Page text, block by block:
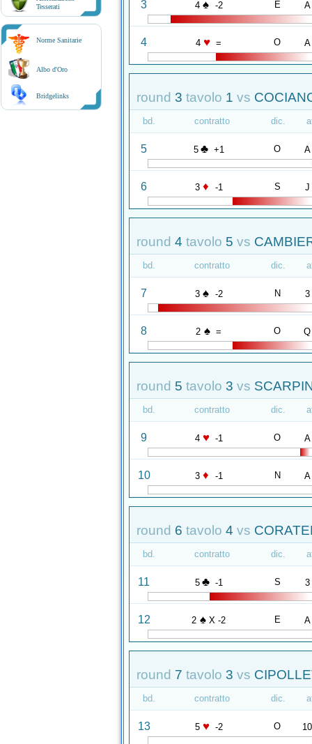
Tesserati
Norme Sanitarie
Albo d'Oro
Bridgelinks
3 4 ♠ -2 E A
4 4 ♥ = O A
round 3 tavolo 1 vs
bd. contratto dic.
5 5 ♣ +1 O A
6 3 ♦ -1 S J
round 4 tavolo 5 vs
bd. contratto dic.
7 3 ♠ -2 N 3
8 2 ♠ = O Q
round 5 tavolo 3 vs
bd. contratto dic.
9 4 ♥ -1 O A
10 3 ♦ -1 N A
round 6 tavolo 4 vs
bd. contratto dic.
11 5 ♣ -1 S 3
12 2 ♠ X -2 E A
round 7 tavolo 3 vs
bd. contratto dic.
13 5 ♥ -2 O 10